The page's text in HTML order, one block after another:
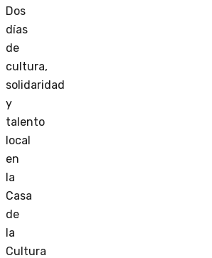
Dos
días
de
cultura,
solidaridad
y
talento
local
en
la
Casa
de
la
Cultura